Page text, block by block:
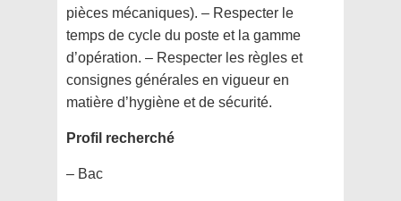
pièces mécaniques). – Respecter le
temps de cycle du poste et la gamme
d’opération. – Respecter les règles et
consignes générales en vigueur en
matière d’hygiène et de sécurité.
Profil recherché
– Bac